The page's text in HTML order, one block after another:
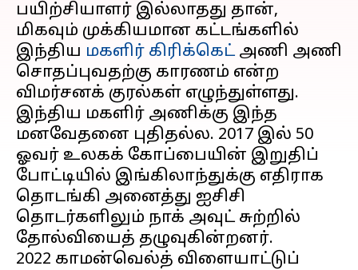
பயிற்சியாளர் இல்லாதது தான்,
மிகவும் முக்கியமான கட்டங்களில்
இந்திய மகளிர் கிரிக்கெட் அணி அணி
சொதப்புவதற்கு காரணம் என்ற
விமர்சனக் குரல்கள் எழுந்துள்ளது.
இந்திய மகளிர் அணிக்கு இந்த
மனவேதனை புதிதல்ல. 2017 இல் 50
ஓவர் உலகக் கோப்பையின் இறுதிப்
போட்டியில் இங்கிலாந்துக்கு எதிராக
தொடங்கி அனைத்து ஐசிசி
தொடர்களிலும் நாக் அவுட் சுற்றில்
தோல்வியைத் தழுவுகின்றனர்.
2022 காமன்வெல்த் விளையாட்டுப்